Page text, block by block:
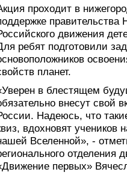
проходит в
правительства
движения
ребят подготовили
планет.
в блестящем
внесут свой
Надеюсь, что
вдохновят учеников
Вселенной», -
первых»